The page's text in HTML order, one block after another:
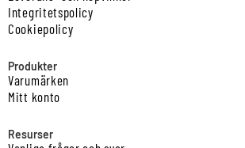
Integritetspolicy
Cookiepolicy
Produkter
Varumärken
Mitt konto
Resurser